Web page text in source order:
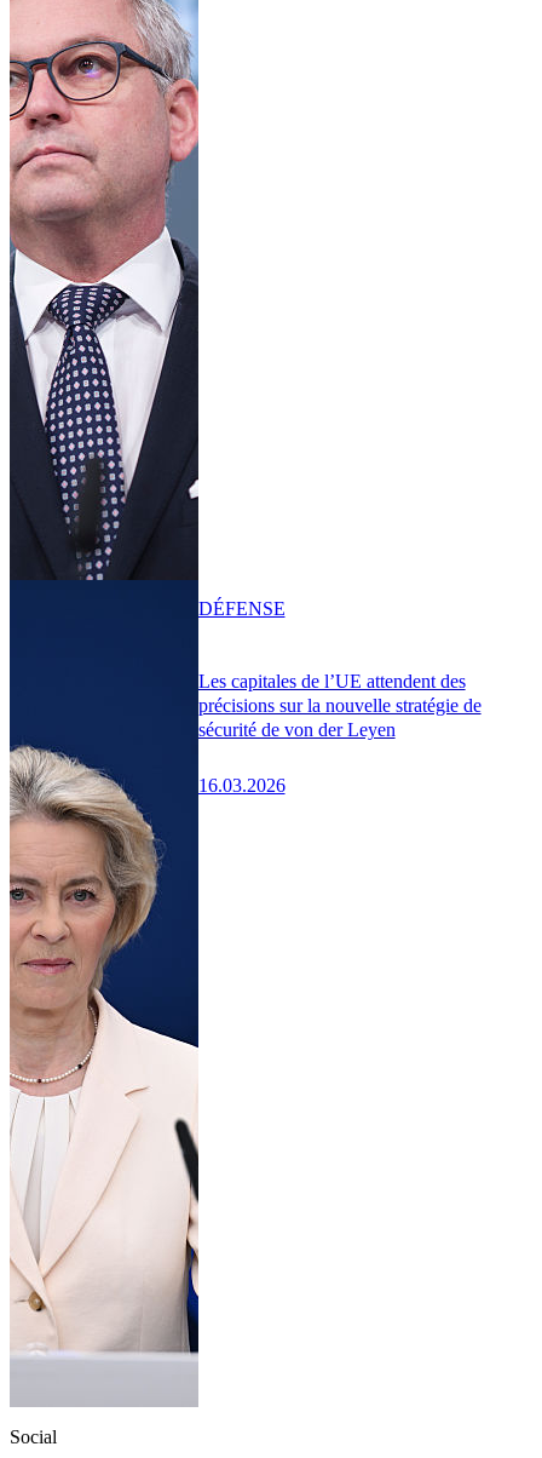
Les capitales de l’UE attendent des
précisions sur la nouvelle stratégie de
sécurité de von der Leyen
16.03.2026
DÉFENSE
Social